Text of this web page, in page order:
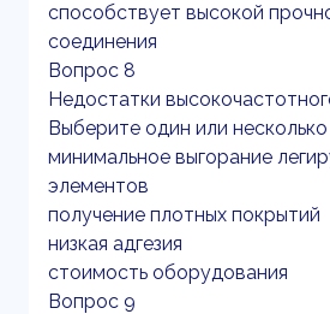
способствует высокой
соединения
Вопрос 8
Недостатки
Выберите один или
минимальное выгорание
элементов
получение плотных покрытий
низкая адгезия
стоимость оборудования
Вопрос 9